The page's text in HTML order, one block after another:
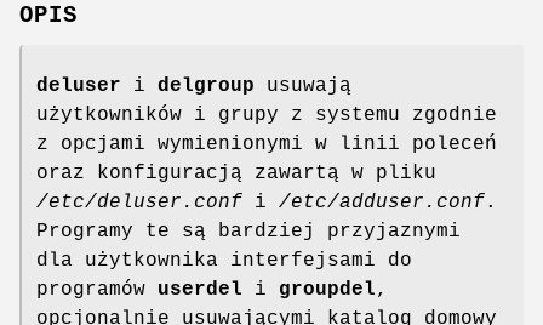
OPIS
deluser i delgroup usuwają
użytkowników i grupy z systemu zgodnie
z opcjami wymienionymi w linii poleceń
oraz konfiguracją zawartą w pliku
/etc/deluser.conf i /etc/adduser.conf.
Programy te są bardziej przyjaznymi
dla użytkownika interfejsami do
programów userdel i groupdel,
opcjonalnie usuwającymi katalog domowy